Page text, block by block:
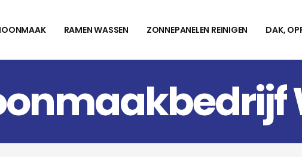
RAMEN WASSEN ZONNEPANELEN REINIGEN DAK,